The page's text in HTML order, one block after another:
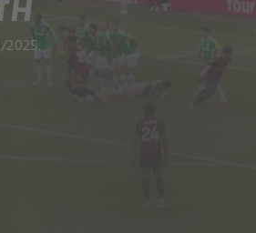
2025.